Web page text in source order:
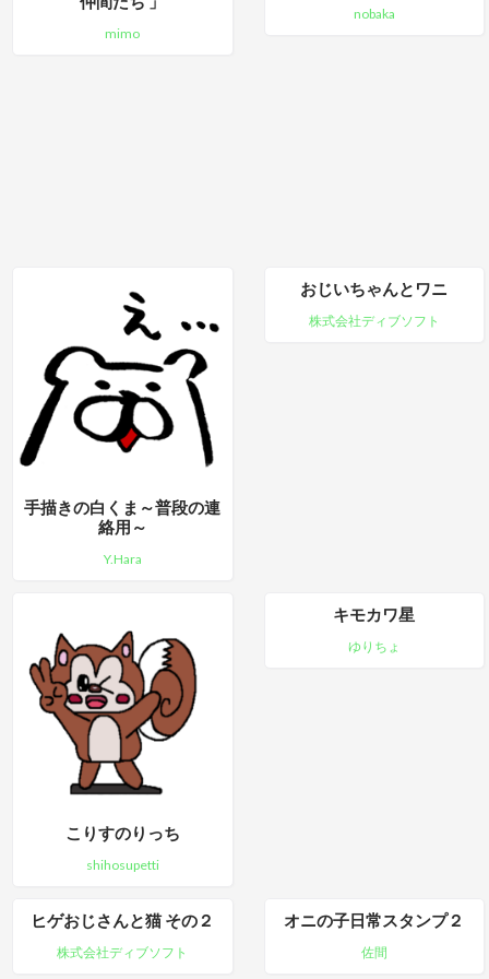
mimo
nobaka
手描きの白くま～普段の連
絡用～
Y.Hara
おじいちゃんとワニ
株式会社ディブソフト
こりすのりっち
shihosupetti
キモカワ星
ゆりちょ
ヒゲおじさんと猫 その２
株式会社ディブソフト
オニの子日常スタンプ２
佐間